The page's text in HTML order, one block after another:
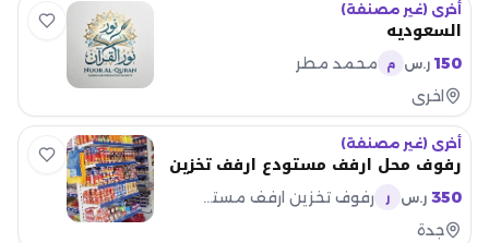
أخرى (غير مصنفة)
السعوديه
150 ر.س م
محمد مطر
اخرى
أخرى (غير مصنفة)
رفوف محل ارفف مستودع ارفف تخزين
350 ر.س ر
رفوف تخزين ارفف مستودع رفوف محل
جدة